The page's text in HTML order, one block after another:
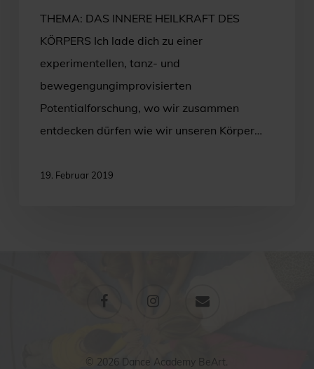
THEMA: DAS INNERE HEILKRAFT DES
KÖRPERS Ich lade dich zu einer
experimentellen, tanz- und
bewegengungimprovisierten
Potentialforschung, wo wir zusammen
entdecken dürfen wie wir unseren Körper…
19. Februar 2019
facebook
© 2026 Dance Academy BeArt.